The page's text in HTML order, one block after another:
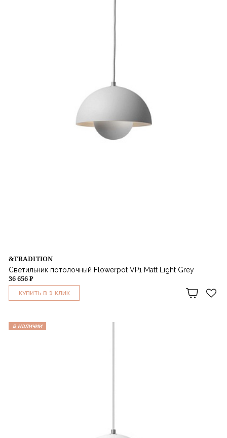
&TRADITION
Светильник потолочный Flowerpot VP1 Matt Light Grey
36 656 ₽
КУПИТЬ В 1 КЛИК
в наличии